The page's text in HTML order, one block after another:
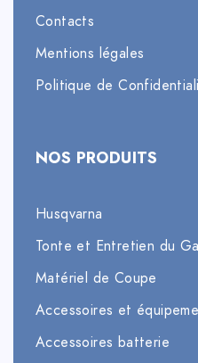
Contacts
Mentions légales
Politique de
NOS PRODUITS
Husqvarna
Tonte et Entretien du
Matériel de Coupe
Accessoires et
Accessoires batterie